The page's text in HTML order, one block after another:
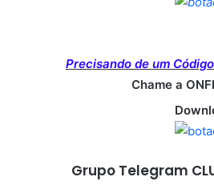
Precisando de um Código
Chame a
Grupo Telegram